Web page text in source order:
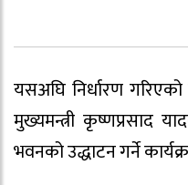
यसअघि निर्धारण
मुख्यमन्त्री कृष्णप्रसाद
भवनको उद्धाटन गर्ने